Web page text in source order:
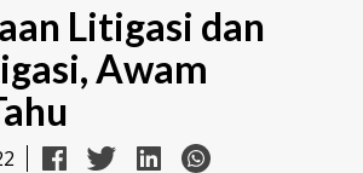
Litigasi dan
Awam